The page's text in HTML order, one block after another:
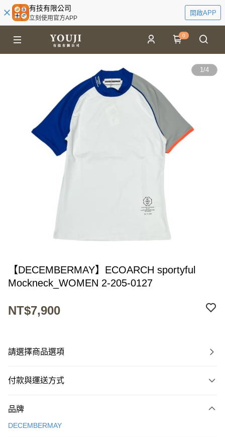
有技有限公司
立刻使用官方APP
開啟APP
0
1/4
【DECEMBERMAY】ECOARCH sportyful
Mockneck_WOMEN 2-205-0127
NT$7,900
請選擇商品選項
付款與運送方式
信用卡一次付款
品牌
DECEMBERMAY